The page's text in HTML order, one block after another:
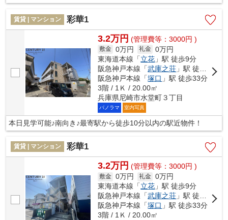
賃貸 | マンション 彩華1
3.2万円 (管理費等：3000円 )
敷金 0万円 礼金 0万円
東海道本線「立花 」駅 徒歩9分
阪急神戸本線「武庫之荘 」駅 徒歩18分
阪急神戸本線「塚口 」駅 徒歩33分
3階 / 1Ｋ / 20.00㎡
兵庫県尼崎市水堂町３丁目
パノラマ 室内写真
本日見学可能♪南向き♪最寄駅から徒歩10分以内の駅近物件！
賃貸 | マンション 彩華1
3.2万円 (管理費等：3000円 )
敷金 0万円 礼金 0万円
東海道本線「立花 」駅 徒歩9分
阪急神戸本線「武庫之荘 」駅 徒歩18分
阪急神戸本線「塚口 」駅 徒歩33分
3階 / 1Ｋ / 20.00㎡